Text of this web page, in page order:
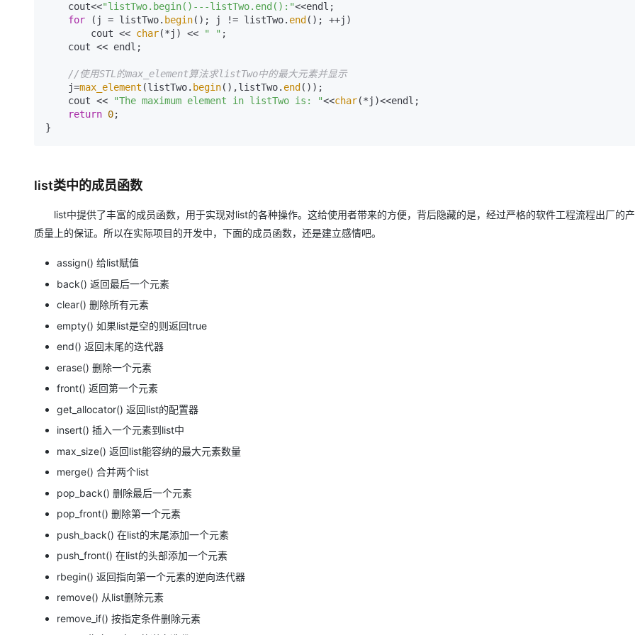
    cout<<
"listTwo.begin()---listTwo.end():"<<endl;
for (j = listTwo. begin(); j != listTwo. end (); ++j)
        cout <<
char(*j) << " " ;
//使用STL的max_element算法求listTwo中的最大元素并显示
    j=
max_element (listTwo. begin(),listTwo. end ());
    cout <<
"The maximum element in listTwo is: "<<char(*j)<<endl;
return 0;
list类中的成员函数
list中提供了丰富的成员函数，用于实现对list的各种操作。这给使用者带来的方便，背后隐藏的是，经过严格的软件工程流程出厂的
质量上的保证。所以在实际项目的开发中，下面的成员函数，还是建立感情吧。
assign() 给list赋值
back() 返回最后一个元素
clear() 删除所有元素
empty() 如果list是空的则返回true
end() 返回末尾的迭代器
erase() 删除一个元素
front() 返回第一个元素
get_allocator() 返回list的配置器
insert() 插入一个元素到list中
max_size() 返回list能容纳的最大元素数量
merge() 合并两个list
pop_back() 删除最后一个元素
pop_front() 删除第一个元素
push_back() 在list的末尾添加一个元素
push_front() 在list的头部添加一个元素
rbegin() 返回指向第一个元素的逆向迭代器
remove() 从list删除元素
remove_if() 按指定条件删除元素